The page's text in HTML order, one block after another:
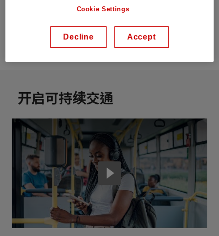
开拓者。从电气化到数字化解决方案，我们与合作伙伴合
的选择，以帮助乘客和货物在所有模式下可靠地运输：铁
路、陆地、航空和水路。
开启可持续交通
Cookie Settings
Decline Accept